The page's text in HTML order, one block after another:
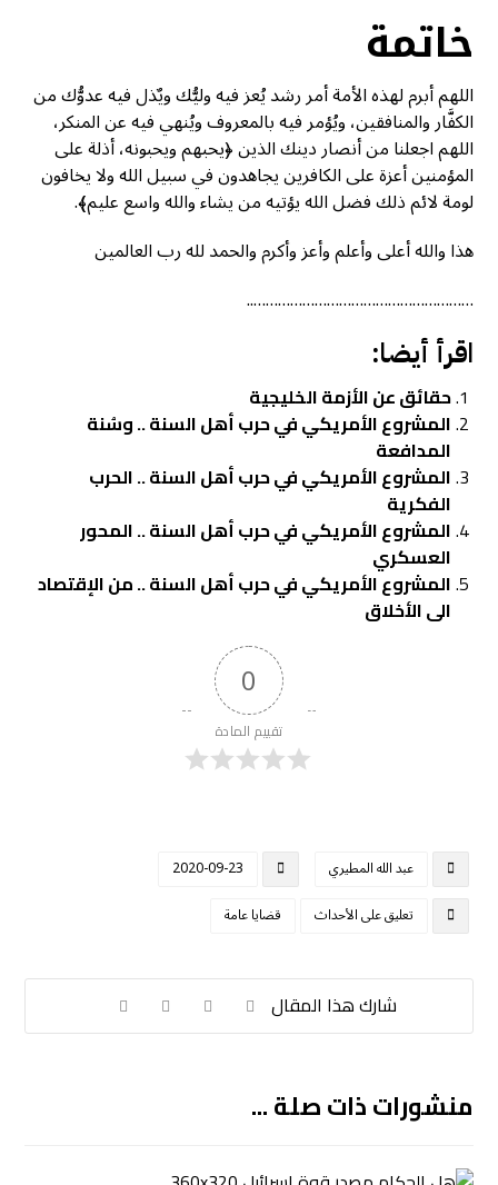
خاتمة
اللهم أبرم لهذه الأمة أمر رشد يُعز فيه وليُّك ويٌذل فيه عدوُّك من
الكفَّار والمنافقين، ويُؤمر فيه بالمعروف ويُنهي فيه عن المنكر،
اللهم اجعلنا من أنصار دينك الذين ﴿يحبهم ويحبونه، أذلة على
المؤمنين أعزة على الكافرين يجاهدون في سبيل الله ولا يخافون
لومة لائم ذلك فضل الله يؤتيه من يشاء والله واسع عليم﴾.
هذا والله أعلى وأعلم وأعز وأكرم والحمد لله رب العالمين
………………………………………………..
اقرأ أيضا:
حقائق عن الأزمة الخليجية
المشروع الأمريكي في حرب أهل السنة .. وسُنة
المدافعة
المشروع الأمريكي في حرب أهل السنة .. الحرب
الفكرية
المشروع الأمريكي في حرب أهل السنة .. المحور
العسكري
المشروع الأمريكي في حرب أهل السنة .. من الإقتصاد
الى الأخلاق
0
تقييم المادة
عبد الله المطيري
2020-09-23
تعليق على الأحداث
قضايا عامة
منشورات ذات صلة ...